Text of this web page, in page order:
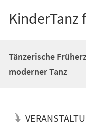
KinderTanz
Tänzerische
moderner Tanz